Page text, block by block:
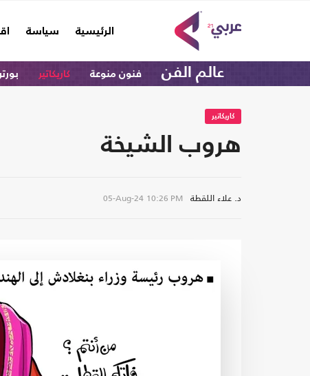
الرئيسية
(current) سياسة
عالم الفن فنون منوعة كاريكاتير
كاريكاتير
هروب الشيخة
د. علاء اللقطة 05-Aug-24 10:26 PM